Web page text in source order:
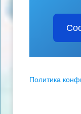
Политика